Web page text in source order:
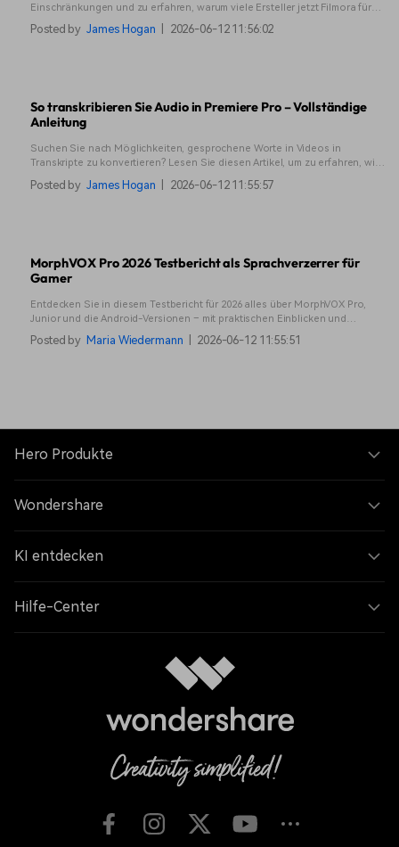
Einschränkungen und zu erfahren, warum viele Ersteller jetzt Filmora für
ein einfacheres All-in-One-Aufnahme- und Bearbeitungserlebnis wählen.
Posted by James Hogan 2026-06-12 11:56:02
So transkribieren Sie Audio in Premiere Pro – Vollständige
Anleitung
Suchen Sie nach Möglichkeiten, gesprochene Worte in Videos in
Transkripte zu konvertieren? Lesen Sie diesen Artikel, um zu erfahren, wie
Sie die Transkription in Premiere Pro wie ein Profi nutzen können.
Posted by James Hogan 2026-06-12 11:55:57
MorphVOX Pro 2026 Testbericht als Sprachverzerrer für
Gamer
Entdecken Sie in diesem Testbericht für 2026 alles über MorphVOX Pro,
Junior und die Android-Versionen – mit praktischen Einblicken und
Vergleichen zur Stimmenerstellung.
Posted by Maria Wiedermann 2026-06-12 11:55:51
Hero Produkte
Wondershare
KI entdecken
Hilfe-Center